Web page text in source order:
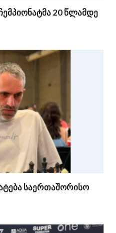
20 წლამდე
საერთაშორისო